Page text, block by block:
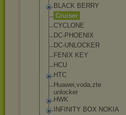
BLACK BERRY
Cruiser
CYCLONE
DC-PHOENIX
DC-UNLOCKER
FENIX KEY
HCU
HTC
Huawei,voda,zte
unlocker
HWK
INFINITY BOX NOKIA